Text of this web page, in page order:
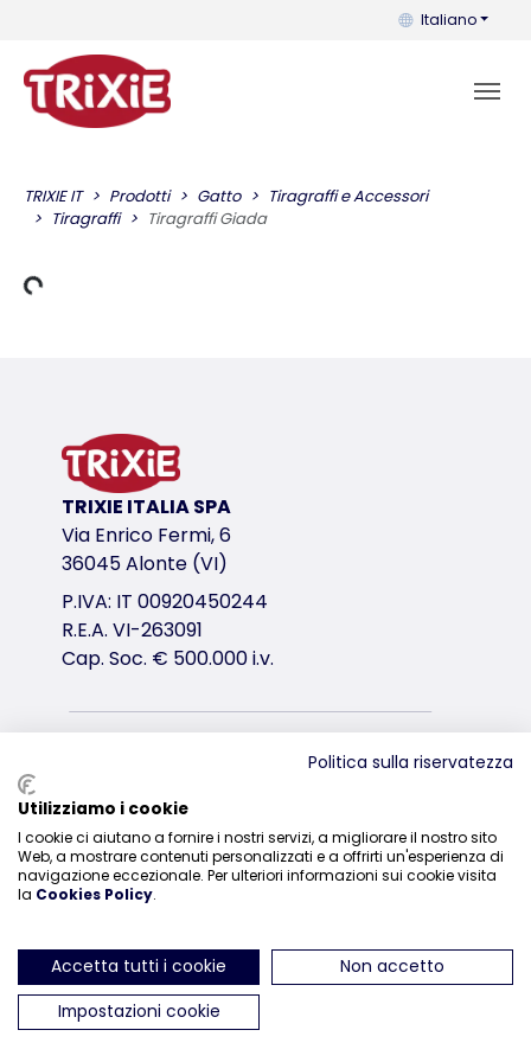
Puoi cambiare
Italiano
TRIXIE IT Prodotti Gatto
Tiragraffi e Accessori
Tiragraffi
Tiragraffi Giada
TRIXIE ITALIA SPA
Via Enrico Fermi, 6
36045 Alonte (VI)
P.IVA: IT 00920450244
R.E.A. VI-263091
Cap. Soc. € 500.000 i.v.
0444-835329
ci trovi su Instagram
ci trovi su Facebook
ci trovi su YouTube
ci trovi suci trovi su
Politica sulla riservatezza
Utilizziamo i cookie
I cookie ci aiutano a fornire i nostri servizi, a migliorare il nostro sito
Web, a mostrare contenuti personalizzati e a offrirti un'esperienza di
navigazione eccezionale. Per ulteriori informazioni sui cookie visita
la Cookies Policy.
Accetta tutti i cookie
Non accetto
Impostazioni cookie